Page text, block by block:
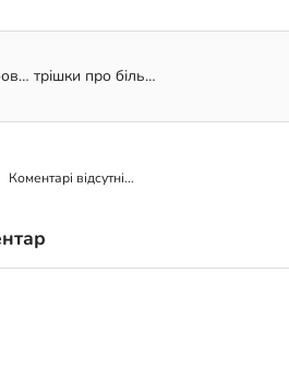
трішки про біль…
Коментарі відсутні...